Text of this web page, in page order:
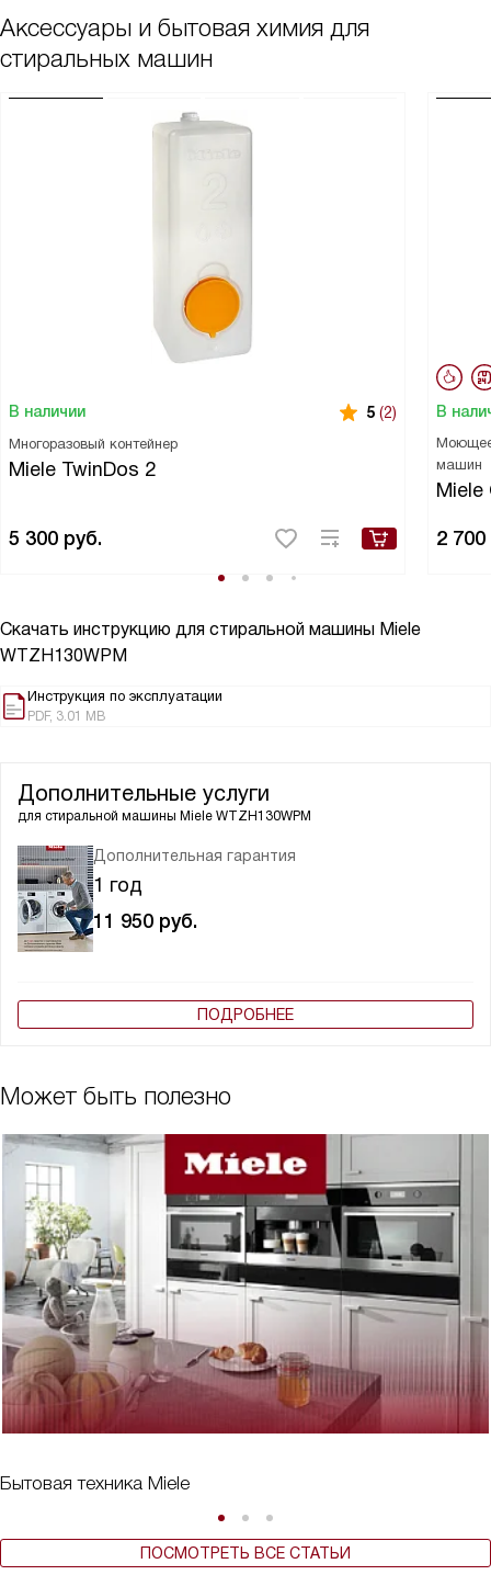
Аксессуары и бытовая химия для
стиральных машин
В наличии 5 (2)
Многоразовый контейнер
Miele TwinDos 2
5 300 руб.
В
Моющее
машин
Miele
2 700
Скачать инструкцию для стиральной машины Miele
WTZH130WPM
Инструкция по эксплуатации
PDF, 3.01 MB
Дополнительные услуги
для стиральной машины Miele WTZH130WPM
Дополнительная гарантия
1 год
11 950 руб.
ПОДРОБНЕЕ
Может быть полезно
Бытовая техника Miele
ПОСМОТРЕТЬ ВСЕ СТАТЬИ